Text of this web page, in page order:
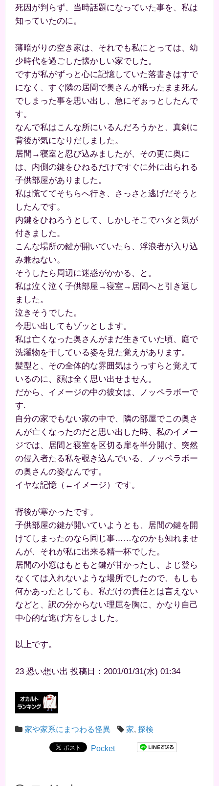
死因が判らず、当時話題になっていた事を、私は
知っていたのに。
薄暗がりの空き家は、それでも私にとっては、幼
少時代を過ごした懐かしい家でした。
ですが私がずっと心に記憶していた落書きはすで
になく、すぐ隣の居間で奥さんが眠ったまま死ん
でしまった事を思い出し、急にぞぉっとしたんで
す。
なんで私はこんな所にいるんだろうかと、真剣に
背後が気になりだしました。
居間→寝室と忍び込みましたが、その更に奥に
は、内側の鍵をひねるだけですぐに外に出られる
子供部屋がありました。
私は慌ててそちらへ行き、さっさと逃げだそうと
したんです。
内鍵をひねろうとして、しかしそこでハタと気が
付きました。
こんな場所の鍵が開いていたら、浮浪者が入り込
み兼ねない。
そうしたら周辺に迷惑がかかる、と。
私は泣く泣く子供部屋→寝室→居間へと引き返し
ました。
泣きそうでした。
今思い出してもゾッとします。
私は亡くなった奥さんがまだ生きていた頃、庭で
洗濯物を干している姿を見た覚えがあります。
髪型と、その全体的な雰囲気はうっすらと覚えて
いるのに、顔は全く思い出せません。
だから、イメージの中の彼女は、ノッペラボーで
す.
自分の家でもない家の中で、隣の部屋でこの奥さ
んが亡くなったのだと思い出した時、私のイメー
ジでは、居間と寝室を区切る扉を半分開け、突然
の侵入者たる私を覗き込んでいる、ノッペラボー
の奥さんの姿なんです。
イヤな記憶（←イメージ）です。
背後が寒かったです。
子供部屋の鍵が開いていようとも、居間の鍵を開
けてしまったのなら同じ事……なのかも知れませ
んが、それが私に出来る精一杯でした。
居間の小窓はもともと鍵が甘かったし、よじ登ら
なくては入れないような場所でしたので、もしも
何かあったとしても、私だけの責任とは言えない
などと、訳の分からない理屈を胸に、かなり自己
中心的な逃げ方をしました。
以上です。
23 恐い想い出 投稿日：2001/01/31(水) 01:34
家や家系にまつわる怪異 家, 探検
Pocket